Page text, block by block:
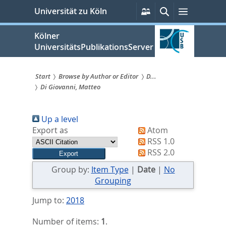
springen
Universität zu Köln
Persönliche
Services
SucheMenü
Kölner
UniversitätsPublikationsServer
Sie
sind
hier:
Start Browse by Author or Editor
D...
Di Giovanni, Matteo
Up a level
Export as
Atom
RSS 1.0
RSS 2.0
Group by: Item Type| Date| No
Grouping
Jump to: 2018
Number of items: 1.